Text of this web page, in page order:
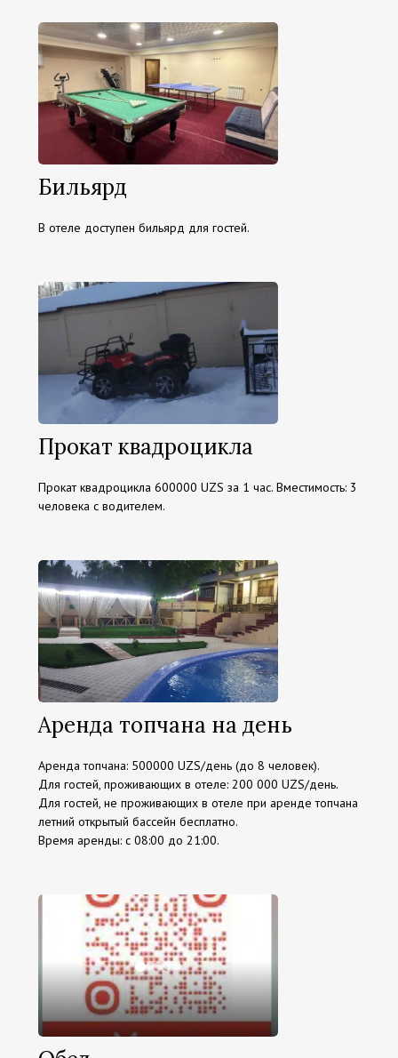
Бильярд
В отеле доступен бильярд для гостей.
Прокат квадроцикла
Прокат квадроцикла 600000 UZS за 1 час. Вместимость: 3
человека с водителем.
Аренда топчана на день
Аренда топчана: 500000 UZS/день (до 8 человек).
Для гостей, проживающих в отеле: 200 000 UZS/день.
Для гостей, не проживающих в отеле при аренде топчана
летний открытый бассейн бесплатно.
Время аренды: с 08:00 до 21:00.